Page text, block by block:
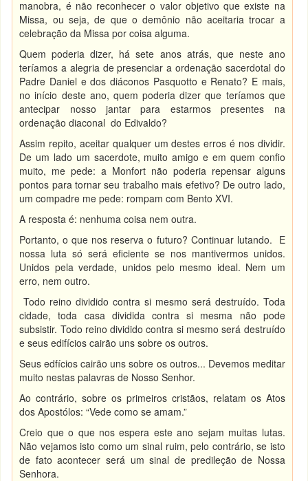
manobra, é não reconhecer o valor objetivo que existe na
Missa, ou seja, de que o demônio não aceitaria trocar a
celebração da Missa por coisa alguma.
Quem poderia dizer, há sete anos atrás, que neste ano
teríamos a alegria de presenciar a ordenação sacerdotal do
Padre Daniel e dos diáconos Pasquotto e Renato? E mais,
no início deste ano, quem poderia dizer que teríamos que
antecipar nosso jantar para estarmos presentes na
ordenação diaconal do Edivaldo?
Assim repito, aceitar qualquer um destes erros é nos dividir.
De um lado um sacerdote, muito amigo e em quem confio
muito, me pede: a Monfort não poderia repensar alguns
pontos para tornar seu trabalho mais efetivo? De outro lado,
um compadre me pede: rompam com Bento XVI.
A resposta é: nenhuma coisa nem outra.
Portanto, o que nos reserva o futuro? Continuar lutando. E
nossa luta só será eficiente se nos mantivermos unidos.
Unidos pela verdade, unidos pelo mesmo ideal. Nem um
erro, nem outro.
Todo reino dividido contra si mesmo será destruído. Toda
cidade, toda casa dividida contra si mesma não pode
subsistir. Todo reino dividido contra si mesmo será destruído
e seus edifícios cairão uns sobre os outros.
Seus edfícios cairão uns sobre os outros... Devemos meditar
muito nestas palavras de Nosso Senhor.
Ao contrário, sobre os primeiros cristãos, relatam os Atos
dos Apostólos: “Vede como se amam.”
Creio que o que nos espera este ano sejam muitas lutas.
Não vejamos isto como um sinal ruim, pelo contrário, se isto
de fato acontecer será um sinal de predileção de Nossa
Senhora.